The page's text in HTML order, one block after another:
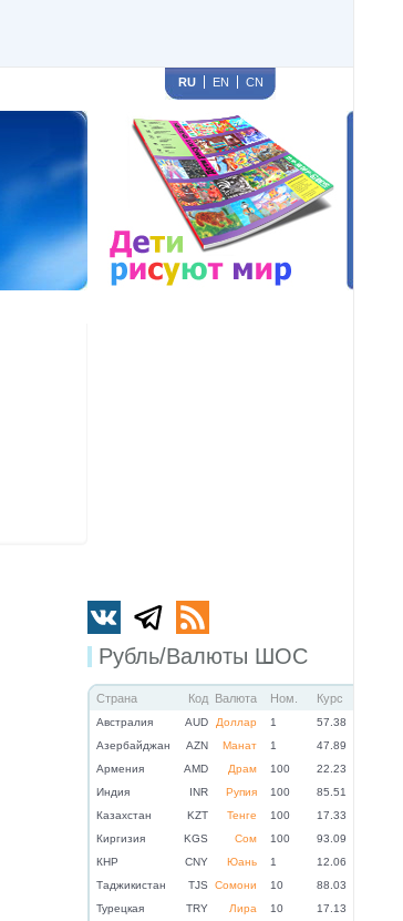
RU EN CN
Рубль/Валюты ШОС
Страна Код Валюта Ном. Курс
Австралия AUD Доллар 1
57.38
Азербайджан
AZN Манат 1
47.89
Армения
AMD Драм 100
22.23
Индия
INR Рупия 100
85.51
Казахстан
KZT Тенге 100
17.33
Киргизия
KGS Сом 100
93.09
КНР
CNY Юань 1
12.06
Таджикистан
TJS Сомони 10
88.03
Турецкая
TRY Лира 10
17.13